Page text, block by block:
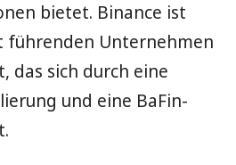
bietet. Binance ist
führenden Unternehmen
das sich durch eine
und eine BaFin-